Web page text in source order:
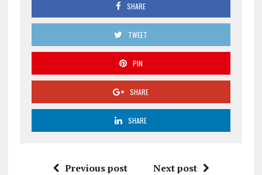
SHARE
TWEET
PIN
SHARE
SHARE
Previous post Next post